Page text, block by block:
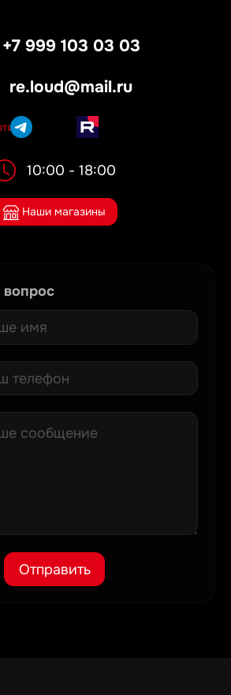
+7 999 103 03 03
re.loud@mail.ru
10:00 - 18:00
Наши магазины
Отправить